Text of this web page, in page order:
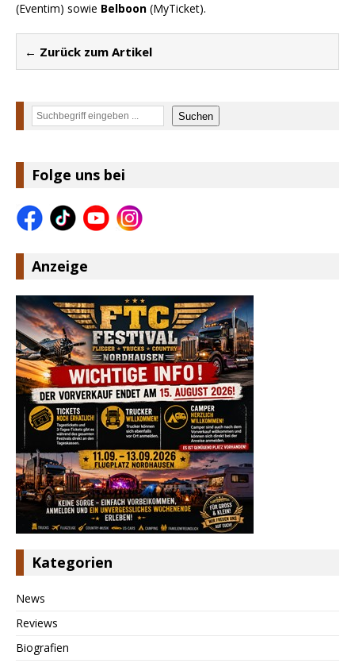
(Eventim) sowie Belboon (MyTicket).
← Zurück zum Artikel
Suchen Suchen
Folge uns bei
Anzeige
Kategorien
News
Reviews
Biografien